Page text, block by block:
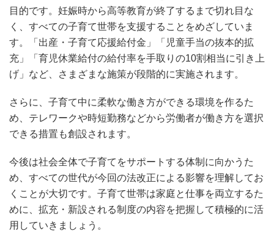
目的です。妊娠時から高等教育が終了するまで切れ目な
く、すべての子育て世帯を支援することをめざしていま
す。「出産・子育て応援給付金」「児童手当の抜本的拡
充」「育児休業給付の給付率を手取りの10割相当に引き上
げ」など、さまざまな施策が段階的に実施されます。
さらに、子育て中に柔軟な働き方ができる環境を作るた
め、テレワークや時短勤務などから労働者が働き方を選択
できる措置も創設されます。
今後は社会全体で子育てをサポートする体制に向かうた
め、すべての世代が今回の法改正による影響を理解してお
くことが大切です。子育て世帯は家庭と仕事を両立するた
めに、拡充・新設される制度の内容を把握して積極的に活
用していきましょう。